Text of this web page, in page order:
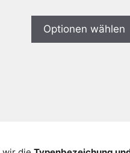
Optionen wählen